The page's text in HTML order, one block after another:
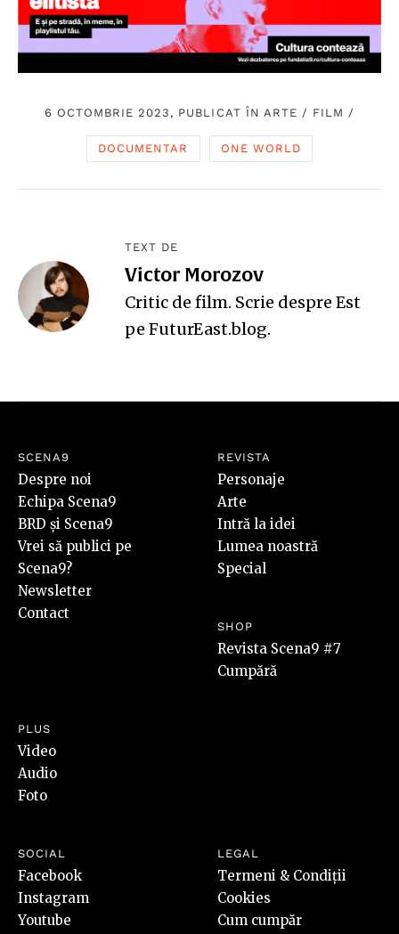
6 OCTOMBRIE 2023, PUBLICAT ÎN ARTE / FILM /
DOCUMENTAR ONE WORLD
TEXT DE
Victor Morozov
Critic de film. Scrie despre Est
pe FuturEast.blog.
SCENA9
Despre noi
Echipa Scena9
BRD și Scena9
Vrei să publici pe
Scena9?
Newsletter
Contact
REVISTA
Personaje
Arte
Intră la idei
Lumea noastră
Special
SHOP
Revista Scena9 #7
Cumpără
PLUS
Video
Audio
Foto
SOCIAL
Facebook
Instagram
Youtube
LEGAL
Termeni & Condiții
Cookies
Cum cumpăr